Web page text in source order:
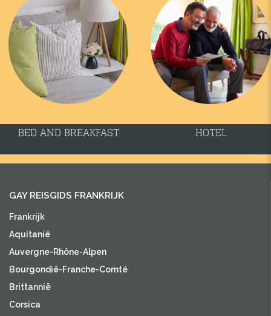
BED AND BREAKFAST HOTEL
GAY REISGIDS FRANKRIJK
Frankrijk
Aquitanië
Auvergne-Rhône-Alpen
Bourgondië-Franche-Comté
Brittannië
Corsica